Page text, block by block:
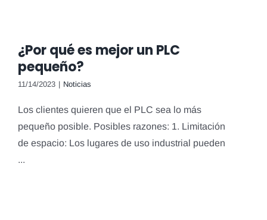
¿Por qué es mejor un PLC
pequeño?
11/14/2023 | Noticias
Los clientes quieren que el PLC sea lo más
pequeño posible. Posibles razones: 1. Limitación
de espacio: Los lugares de uso industrial pueden
...